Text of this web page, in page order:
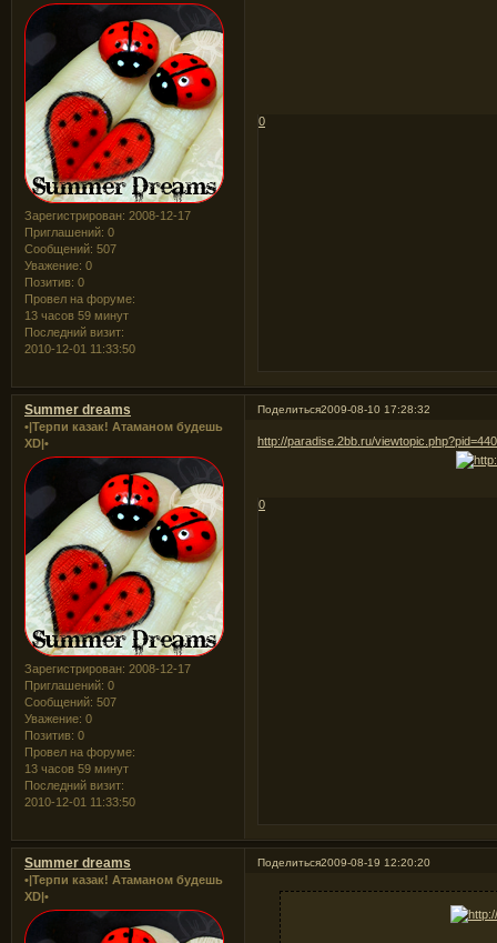
Зарегистрирован: 2008-12-17
Приглашений: 0
Сообщений: 507
Уважение: 0
Позитив: 0
Провел на форуме:
13 часов 59 минут
Последний визит:
2010-12-01 11:33:50
0
Поделиться2009-08-10 17:28:32
Summer dreams
•|Терпи казак! Атаманом будешь
XD|•
Зарегистрирован: 2008-12-17
Приглашений: 0
Сообщений: 507
Уважение: 0
Позитив: 0
Провел на форуме:
13 часов 59 минут
Последний визит:
2010-12-01 11:33:50
http://paradise.2bb.ru/
0
Поделиться2009-08-19 12:20:20
Summer dreams
•|Терпи казак! Атаманом будешь
XD|•